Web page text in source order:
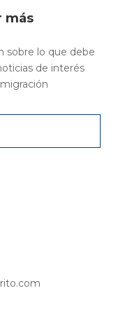
más
sobre lo que debe
de interés